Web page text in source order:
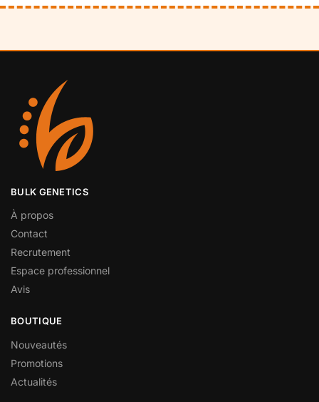
BULK GENETICS
À propos
Contact
Recrutement
Espace professionnel
Avis
BOUTIQUE
Nouveautés
Promotions
Actualités